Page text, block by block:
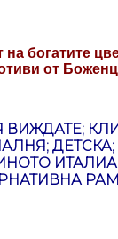
на богатите
от
ДЕТСКА;